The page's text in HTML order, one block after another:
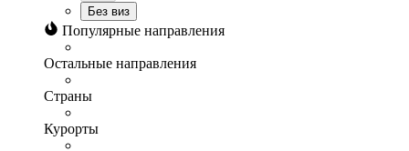
Без виз
Популярные направления
Остальные направления
Страны
Курорты